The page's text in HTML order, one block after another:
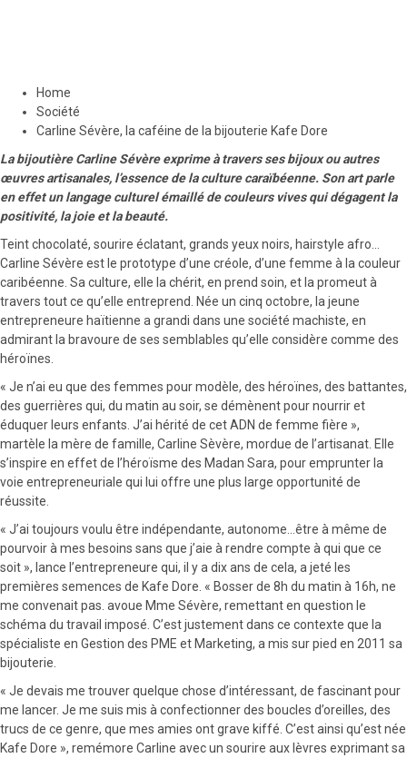
Home
Société
Carline Sévère, la caféine de la bijouterie Kafe Dore
La bijoutière Carline Sévère exprime à travers ses bijoux ou autres
œuvres artisanales, l’essence de la culture caraïbéenne. Son art parle
en effet un langage culturel émaillé de couleurs vives qui dégagent la
positivité, la joie et la beauté.
Teint chocolaté, sourire éclatant, grands yeux noirs, hairstyle afro…
Carline Sévère est le prototype d’une créole, d’une femme à la couleur
caribéenne. Sa culture, elle la chérit, en prend soin, et la promeut à
travers tout ce qu’elle entreprend. Née un cinq octobre, la jeune
entrepreneure haïtienne a grandi dans une société machiste, en
admirant la bravoure de ses semblables qu’elle considère comme des
héroïnes.
« Je n’ai eu que des femmes pour modèle, des héroïnes, des battantes,
des guerrières qui, du matin au soir, se démènent pour nourrir et
éduquer leurs enfants. J’ai hérité de cet ADN de femme fière »,
martèle la mère de famille, Carline Sèvère, mordue de l’artisanat. Elle
s’inspire en effet de l’héroïsme des Madan Sara, pour emprunter la
voie entrepreneuriale qui lui offre une plus large opportunité de
réussite.
« J’ai toujours voulu être indépendante, autonome…être à même de
pourvoir à mes besoins sans que j’aie à rendre compte à qui que ce
soit », lance l’entrepreneure qui, il y a dix ans de cela, a jeté les
premières semences de Kafe Dore. « Bosser de 8h du matin à 16h, ne
me convenait pas. avoue Mme Sévère, remettant en question le
schéma du travail imposé. C’est justement dans ce contexte que la
spécialiste en Gestion des PME et Marketing, a mis sur pied en 2011 sa
bijouterie.
« Je devais me trouver quelque chose d’intéressant, de fascinant pour
me lancer. Je me suis mis à confectionner des boucles d’oreilles, des
trucs de ce genre, que mes amies ont grave kiffé. C’est ainsi qu’est née
Kafe Dore », remémore Carline avec un sourire aux lèvres exprimant sa